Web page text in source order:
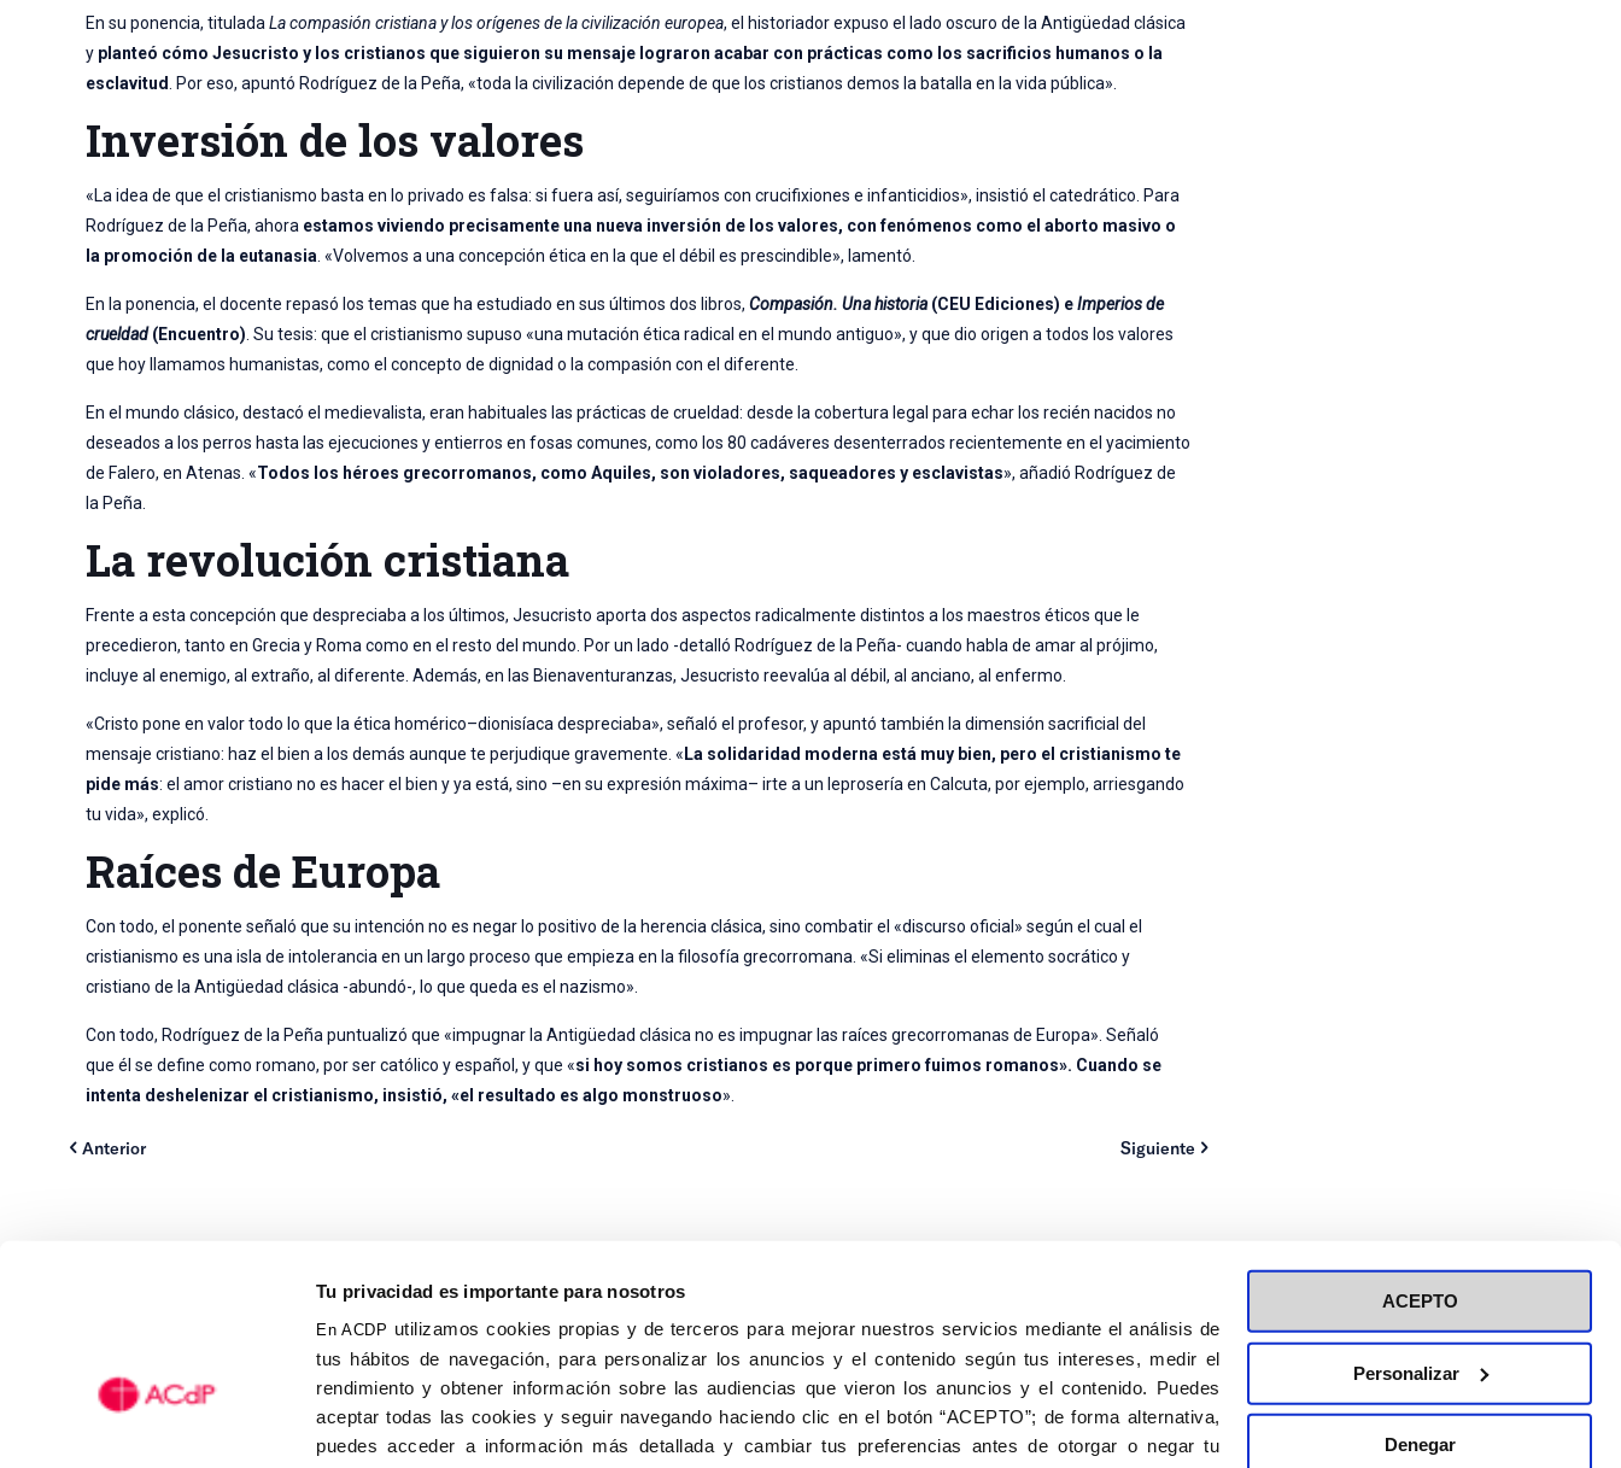
Tu privacidad es importante para nosotros
En ACDP utilizamos cookies propias y de terceros para mejorar nuestros servicios mediante el análisis de
tus hábitos de navegación, para personalizar los anuncios y el contenido según tus intereses, medir el
rendimiento y obtener información sobre las audiencias que vieron los anuncios y el contenido. Puedes
aceptar todas las cookies y seguir navegando haciendo clic en el botón “ACEPTO”; de forma alternativa,
puedes acceder a información más detallada y cambiar tus preferencias antes de otorgar o negar tu
ACEPTO
Personalizar
Denegar
En su ponencia, tituladaLa compasión cristiana y los orígenes de la civilización europea, el historiador expuso el lado oscuro de la Antigüedad clásica
y planteó cómo Jesucristo y los cristianos que siguieron su mensaje lograron acabar con prácticas como los sacrificios humanos o la
esclavitud
. Por eso, apuntó Rodríguez de la Peña, «toda la civilización depende de que los cristianos demos la batalla en la vida pública».
Inversión de los valores
«La idea de que el cristianismo basta en lo privado es falsa: si fuera así, seguiríamos con crucifixiones e infanticidios», insistió el catedrático. Para
Rodríguez de la Peña, ahora estamos viviendo precisamente una nueva inversión de los valores, con fenómenos como el aborto masivo o
la promoción de la eutanasia . «Volvemos a una concepción ética en la que el débil es prescindible», lamentó.
En la ponencia, el docente repasó los temas que ha estudiado en sus últimos dos libros,Compasión. Una historia (CEU Ediciones) eImperios de
crueldad(Encuentro) . Su tesis: que el cristianismo supuso «una mutación ética radical en el mundo antiguo», y que dio origen a todos los valores
que hoy llamamos humanistas, como el concepto de dignidad o la compasión con el diferente.
En el mundo clásico, destacó el medievalista, eran habituales las prácticas de crueldad: desde la cobertura legal para echar los recién nacidos no
deseados a los perros hasta las ejecuciones y entierros en fosas comunes, como los 80 cadáveres desenterrados recientemente en el yacimiento
de Falero, en Atenas. «Todos los héroes grecorromanos, como Aquiles, son violadores, saqueadores y esclavistas», añadió Rodríguez de
la Peña.
La revolución cristiana
Frente a esta concepción que despreciaba a los últimos, Jesucristo aporta dos aspectos radicalmente distintos a los maestros éticos que le
precedieron, tanto en Grecia y Roma como en el resto del mundo. Por un lado -detalló Rodríguez de la Peña- cuando habla de amar al prójimo,
incluye al enemigo, al extraño, al diferente. Además, en las Bienaventuranzas, Jesucristo reevalúa al débil, al anciano, al enfermo.
«Cristo pone en valor todo lo que la ética homérico–dionisíaca despreciaba», señaló el profesor, y apuntó también la dimensión sacrificial del
mensaje cristiano: haz el bien a los demás aunque te perjudique gravemente. « La solidaridad moderna está muy bien, pero el cristianismo te
pide más: el amor cristiano no es hacer el bien y ya está, sino –en su expresión máxima– irte a un leprosería en Calcuta, por ejemplo, arriesgando
tu vida», explicó.
Raíces de Europa
Con todo, el ponente señaló que su intención no es negar lo positivo de la herencia clásica, sino combatir el «discurso oficial» según el cual el
cristianismo es una isla de intolerancia en un largo proceso que empieza en la filosofía grecorromana. «Si eliminas el elemento socrático y
cristiano de la Antigüedad clásica -abundó-, lo que queda es el nazismo».
Con todo, Rodríguez de la Peña puntualizó que «impugnar la Antigüedad clásica no es impugnar las raíces grecorromanas de Europa». Señaló
que él se define como romano, por ser católico y español, y que «si hoy somos cristianos es porque primero fuimos romanos». Cuando se
intenta deshelenizar el cristianismo, insistió, «el resultado es algo monstruoso».
Anterior Siguiente
Calle Isaac Peral, 58 C.P.: 28040, Madrid
Tel (+34) 91 456 63 27
Fax: (+34) 91 535 19 98
Aviso Legal Inscripción a eventos
Política de privacidad de RRSS
Política de cookies